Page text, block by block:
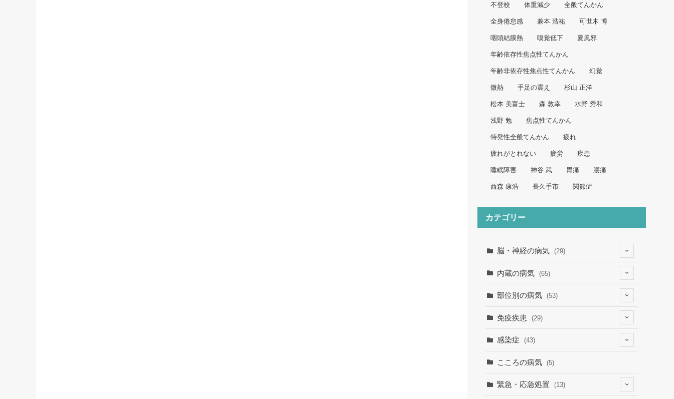
不登校 体重減少 全般てんかん
全身倦怠感 兼本 浩祐 可世木 博
咽頭結膜熱 嗅覚低下 夏風邪
年齢依存性焦点性てんかん
年齢非依存性焦点性てんかん 幻覚
微熱 手足の震え 杉山 正洋
松本 美富士 森 敦幸 水野 秀和
浅野 勉 焦点性てんかん
特発性全般てんかん 疲れ
疲れがとれない 疲労 疾患
睡眠障害 神谷 武 胃痛 腰痛
西森 康浩 長久手市 関節症
カテゴリー
脳・神経の病気 (29)
(4)
(2)
(1)
(7)
内蔵の病気 (65)
(6)
(19)
(1)
部位別の病気 (53)
(7)
(15)
(3)
免疫疾患 (29)
(8)
感染症 (43)
(9)
(30)
こころの病気 (5)
緊急・応急処置 (13)